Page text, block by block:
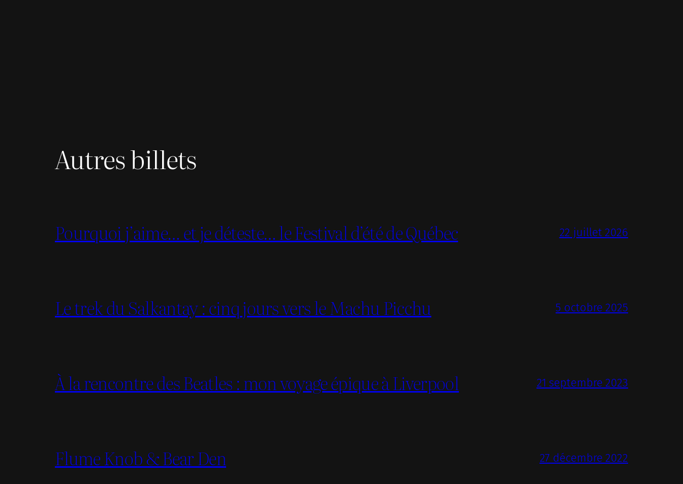
Autres billets
Pourquoi j’aime… et je déteste… le Festival d’été de Québec 22 juillet 2026
Le trek du Salkantay : cinq jours vers le Machu Picchu 5 octobre 2025
À la rencontre des Beatles : mon voyage épique à Liverpool 21 septembre 2023
Flume Knob & Bear Den 27 décembre 2022